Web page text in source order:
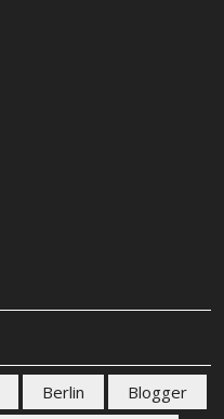
Berlin
Blogger